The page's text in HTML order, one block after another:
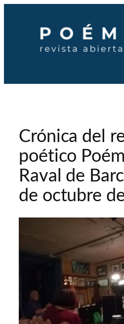
contenido
Crónica del
poético
Raval de
de octubre